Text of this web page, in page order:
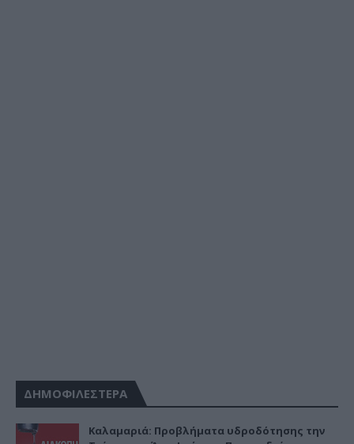
ΔΗΜΟΦΙΛΕΣΤΕΡΑ
Καλαμαριά: Προβλήματα υδροδότησης την